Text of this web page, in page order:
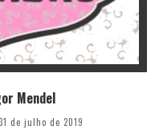
Mendel
31 de julho de 2019